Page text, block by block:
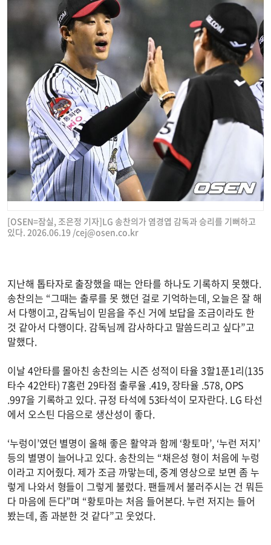
[OSEN=잠실, 조은정 기자]LG 송찬의가 염경엽 감독과 승리를 기뻐하고
있다. 2026.06.19 /cej@osen.co.kr
지난해 톱타자로 출장했을 때는 안타를 하나도 기록하지 못했다.
송찬의는 “그때는 출루를 못 했던 걸로 기억하는데, 오늘은 잘 해
서 다행이고, 감독님이 믿음을 주신 거에 보답을 조금이라도 한
것 같아서 다행이다. 감독님께 감사하다고 말씀드리고 싶다”고
말했다.
이날 4안타를 몰아친 송찬의는 시즌 성적이 타율 3할1푼1리(135
타수 42안타) 7홈런 29타점 출루율 .419, 장타율 .578, OPS
.997을 기록하고 있다. 규정 타석에 53타석이 모자란다. LG 타선
에서 오스틴 다음으로 생산성이 좋다.
‘누렁이’였던 별명이 올해 좋은 활약과 함께 ‘황토마’, ‘누런 저지’
등의 별명이 늘어나고 있다. 송찬의는 “채은성 형이 처음에 누렁
이라고 지어줬다. 제가 조금 까맣는데, 중계 영상으로 보면 좀 누
렇게 나와서 형들이 그렇게 불렀다. 팬들께서 불러주시는 건 뭐든
다 마음에 든다”며 “황토마는 처음 들어본다. 누런 저지는 들어
봤는데, 좀 과분한 것 같다”고 웃었다.